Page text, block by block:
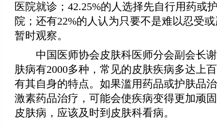
医院就诊；42.25%的人选择先自行用药或
院；还有22%的人认为只要不是难以忍受
暂时观察。
中国医师协会皮肤科医师分会副会长谢
肤病有2000多种，常见的皮肤疾病多达上
有其自身的特点。如果滥用药品或护肤品
激素药品治疗，可能会使疾病变得更加顽
皮肤病，应该及时到皮肤科看病。